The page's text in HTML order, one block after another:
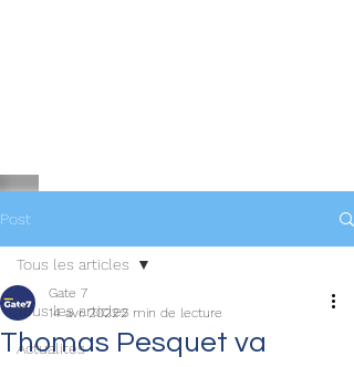
Post
Tous les articles
Actualités
Tous les articles
Thomas Pesquet va
Gate 7
14 avr. 20222 min de lecture